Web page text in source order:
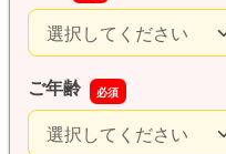
性別
ご年齢
ご年齢